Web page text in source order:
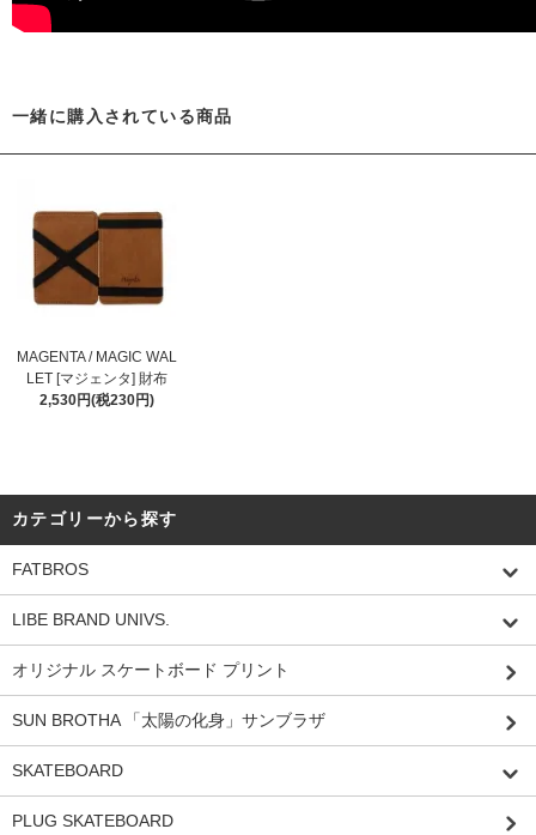
一緒に購入されている商品
MAGENTA / MAGIC WAL
LET [マジェンタ] 財布
2,530円(税230円)
カテゴリーから探す
FATBROS
LIBE BRAND UNIVS.
オリジナル スケートボード プリント
SUN BROTHA 「太陽の化身」サンブラザ
SKATEBOARD
PLUG SKATEBOARD